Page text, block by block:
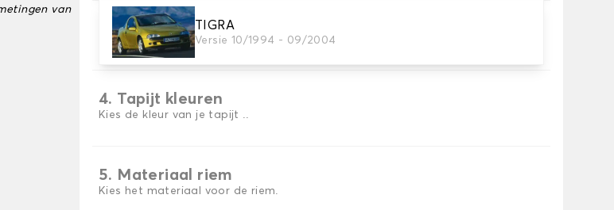
van
TIGRA
Versie 10/1994 - 09/2004
3. Aantal matten
Selecteer het aantal automatten dat je nodig hebt.
4. Tapijt kleuren
Kies de kleur van je tapijt ..
5. Materiaal riem
Kies het materiaal voor de riem.